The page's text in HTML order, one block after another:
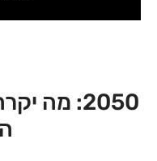
2050: